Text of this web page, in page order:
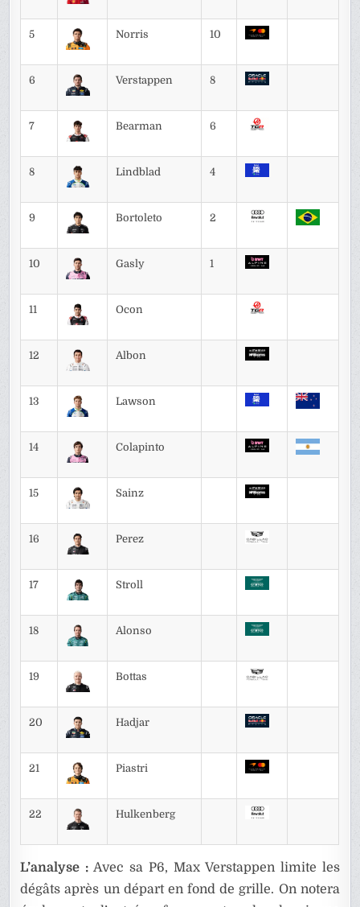
5 Norris 10
6 Verstappen 8
7 Bearman 6
8 Lindblad 4
9 Bortoleto 2
10 Gasly 1
11 Ocon
12 Albon
13 Lawson
14 Colapinto
15 Sainz
16 Perez
17 Stroll
18 Alonso
19 Bottas
20 Hadjar
21 Piastri
22 Hulkenberg
L’analyse : Avec sa P6, Max Verstappen limite les
dégâts après un départ en fond de grille. On notera